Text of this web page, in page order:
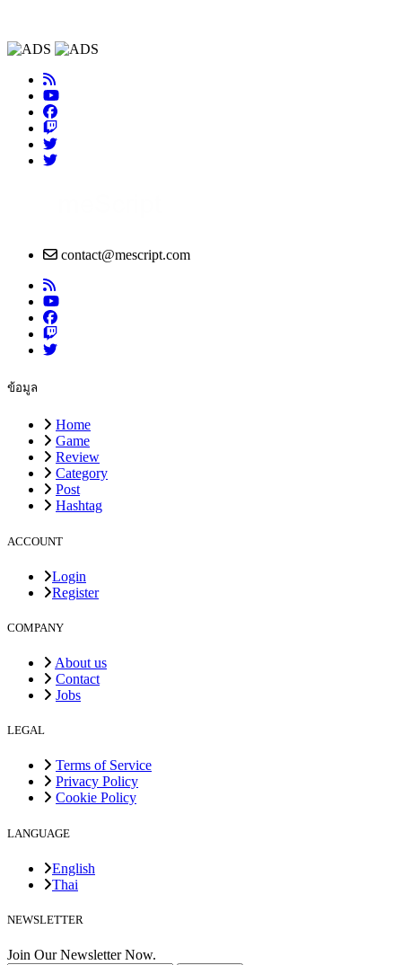
contact@mescript.com
ข้อมูล
Home
Game
Review
Category
Post
Hashtag
ACCOUNT
Login
Register
COMPANY
About us
Contact
Jobs
LEGAL
Terms of Service
Privacy Policy
Cookie Policy
LANGUAGE
English
Thai
NEWSLETTER
Join Our Newsletter Now.